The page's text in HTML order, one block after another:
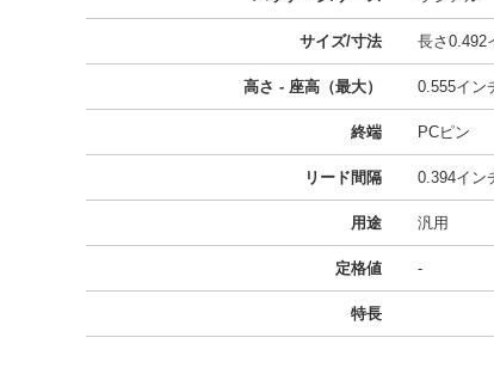
サイズ/寸法 長さ0.492
高さ - 座高（最大） 0.555イン
終端 PCピン
リード間隔 0.394イン
用途 汎用
定格値 -
特長